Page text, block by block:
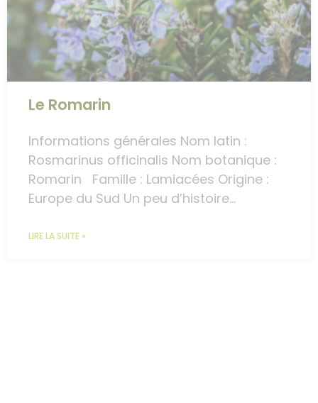
Le Romarin
Informations générales Nom latin :
Rosmarinus officinalis Nom botanique :
Romarin Famille : Lamiacées Origine :
Europe du Sud Un peu d’histoire…
LIRE LA SUITE »